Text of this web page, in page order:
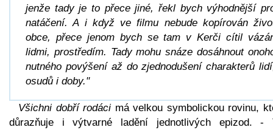
jenže tady je to přece jiné, řekl bych výhodnější
natáčení. A i když ve filmu nebude kopírován
obce, přece jenom bych se tam v Kerči cítil
lidmi, prostředím. Tady mohu snáze dosáhnout
nutného povýšení až do zjednodušení charakterů
osudů i doby."
Všichni dobří rodáci má velkou symbolickou rovinu,
důrazňuje i výtvarné ladění jednotlivých epizod. -